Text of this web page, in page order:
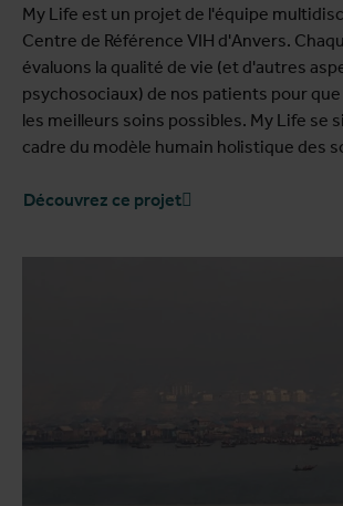
My Life est un projet de l'équipe
Centre de Référence VIH d'Anvers.
évaluons la qualité de vie (et d'autres
psychosociaux) de nos patients pour
les meilleurs soins possibles. My Life se
cadre du modèle humain holistique des
Découvrez ce projet